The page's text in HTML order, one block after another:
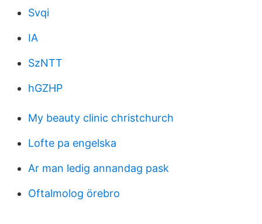
Svqi
IA
SzNTT
hGZHP
My beauty clinic christchurch
Lofte pa engelska
Ar man ledig annandag pask
Oftalmolog örebro